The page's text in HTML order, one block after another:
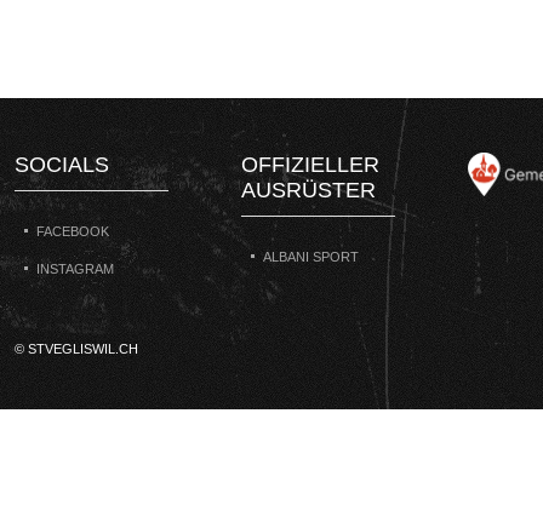
SOCIALS
FACEBOOK
INSTAGRAM
OFFIZIELLER
AUSRÜSTER
ALBANI SPORT
© STVEGLISWIL.CH